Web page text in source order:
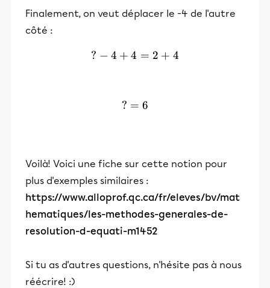
Finalement, on veut déplacer le -4 de l'autre
côté :
?-4+4=2+4
? − 4 + 4 = 2 + 4
?=6
? = 6
Voilà! Voici une fiche sur cette notion pour
plus d'exemples similaires :
https://www.alloprof.qc.ca/fr/eleves/bv/mat
hematiques/les-methodes-generales-de-
resolution-d-equati-m1452
Si tu as d'autres questions, n'hésite pas à nous
réécrire! :)